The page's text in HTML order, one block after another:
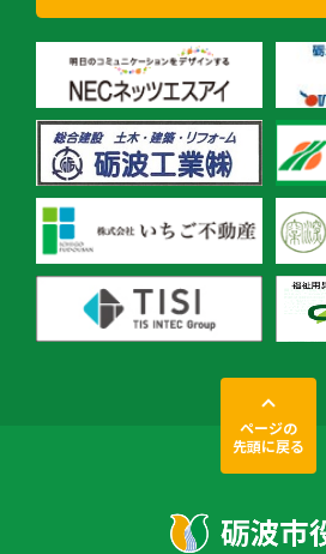
ページの
先頭に戻る